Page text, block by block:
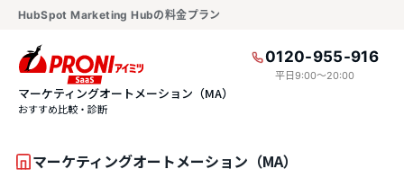
HubSpot Marketing Hubの料金プラン
0120-955-916
平日9:00〜20:00
マーケティングオートメーション（MA）
おすすめ比較・診断
マーケティングオートメーション（MA）